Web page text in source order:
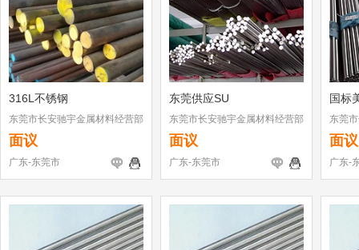
316L不锈钢
东莞市长安驰宇金属材料经营部
面议
广东-东莞市
东莞供应SU
东莞市长安驰宇金属材料经营部
面议
广东-东莞市
国标
东莞
面议
广东-